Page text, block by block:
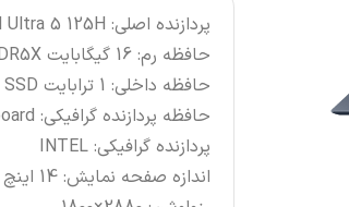
پردازنده اصلی: Intel Ultra 5 125H
حافظه رم: 16 گیگابایت LPDDR5X
حافظه داخلی: 1 ترابایت SSD
حافظه پردازنده گرافیکی: Onboard
پردازنده گرافیکی: INTEL
اندازه صفحه نمایش: 14 اینچ